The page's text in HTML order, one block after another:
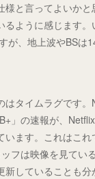
様と言ってよいか
るように感じます。
が、地上波やBSは
はタイムラグです
」の速報が、
います。これはこ
フは映像を見てい
していることも分